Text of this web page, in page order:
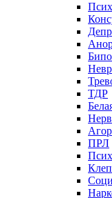
ТДР
ПРЛ